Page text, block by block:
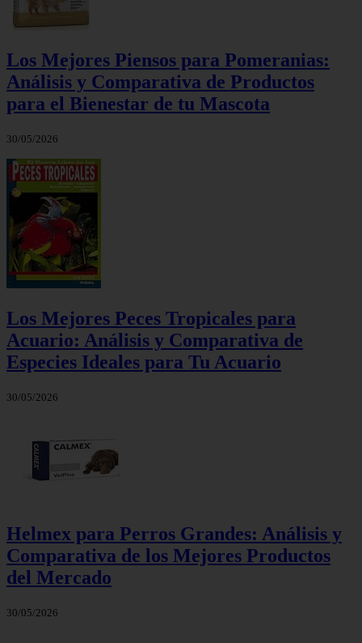
Los Mejores Piensos para Pomeranias:
Análisis y Comparativa de Productos
para el Bienestar de tu Mascota
30/05/2026
Los Mejores Peces Tropicales para
Acuario: Análisis y Comparativa de
Especies Ideales para Tu Acuario
30/05/2026
Helmex para Perros Grandes: Análisis y
Comparativa de los Mejores Productos
del Mercado
30/05/2026